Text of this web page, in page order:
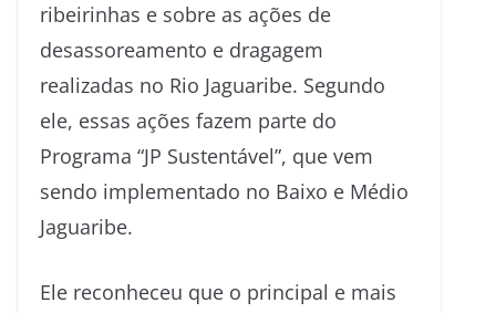
ribeirinhas e sobre as ações de
desassoreamento e dragagem
realizadas no Rio Jaguaribe. Segundo
ele, essas ações fazem parte do
Programa “JP Sustentável”, que vem
sendo implementado no Baixo e Médio
Jaguaribe.
Ele reconheceu que o principal e mais